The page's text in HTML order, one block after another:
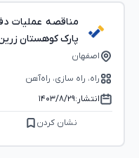
مناقصه عملیات
پارک کوهستان
اصفهان
راه، راه‌ سازی، راه‌آهن
انتشار:۱۴۰۳/۸/۲۹
نشان کردن